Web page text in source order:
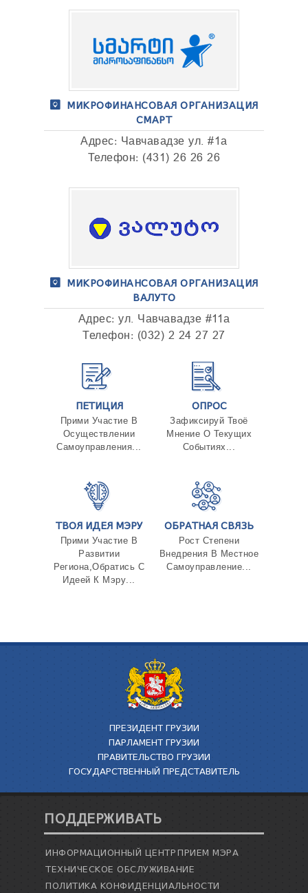
МИКРОФИНАНСОВАЯ ОРГАНИЗАЦИЯ
СМАРТ
Адрес: Чавчавадзе ул. #1а
Телефон: (431) 26 26 26
МИКРОФИНАНСОВАЯ ОРГАНИЗАЦИЯ
ВАЛУТО
Адрес: ул. Чавчавадзе #11а
Телефон: (032) 2 24 27 27
ПЕТИЦИЯ
Прими Участие В
Осуществлении
Самоуправления...
ОПРОС
Зафиксируй Твоё
Мнение О Текущих
Событиях...
ТВОЯ ИДЕЯ МЭРУ
Прими Участие В
Развитии
Региона,Обратись С
Идеей К Мэру...
ОБРАТНАЯ СВЯЗЬ
Рост Степени
Внедрения В Местное
Самоуправление...
ПРЕЗИДЕНТ ГРУЗИИ
ПАРЛАМЕНТ ГРУЗИИ
ПРАВИТЕЛЬСТВО ГРУЗИИ
ГОСУДАРСТВЕННЫЙ ПРЕДСТАВИТЕЛЬ
ПОДДЕРЖИВАТЬ
ИНФОРМАЦИОННЫЙ ЦЕНТРПРИЕМ МЭРА
ТЕХНИЧЕСКОЕ ОБСЛУЖИВАНИЕ
ПОЛИТИКА КОНФИДЕНЦИАЛЬНОСТИ